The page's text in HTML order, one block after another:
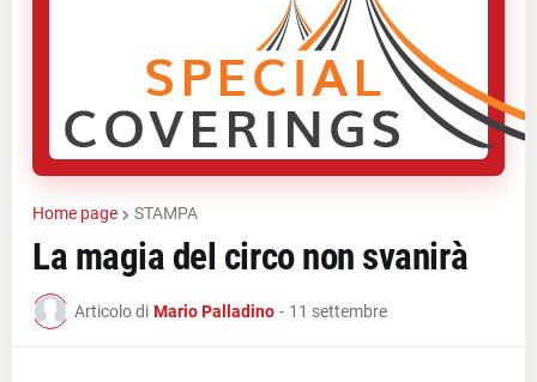
Home page STAMPA
La magia del circo non svanirà
Articolo di Mario Palladino - 11 settembre